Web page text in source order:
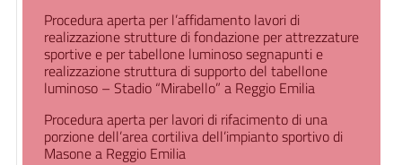
Procedura aperta per l’affidamento lavori di
realizzazione strutture di fondazione per attrezzature
sportive e per tabellone luminoso segnapunti e
realizzazione struttura di supporto del tabellone
luminoso – Stadio “Mirabello” a Reggio Emilia
Procedura aperta per lavori di rifacimento di una
porzione dell’area cortiliva dell’impianto sportivo di
Masone a Reggio Emilia